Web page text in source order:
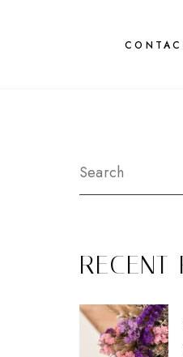
RECENT